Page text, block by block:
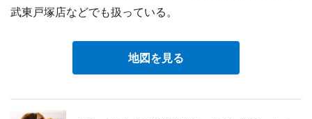
武東戸塚店などでも扱っている。
地図を見る